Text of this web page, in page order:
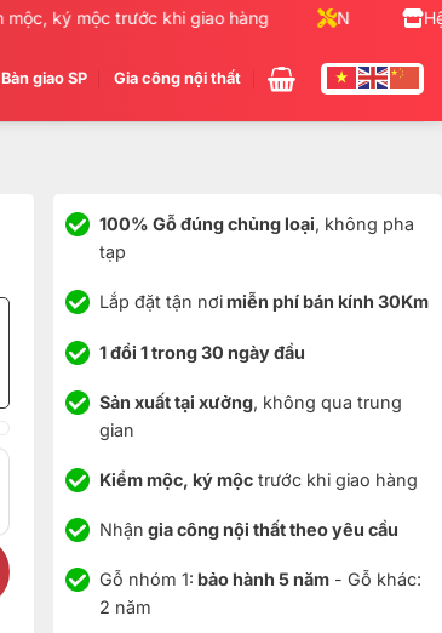
ký mộc trước khi giao hàng Nhận gia công
Bàn giao SP Gia công nội thất
100% Gỗ đúng chủng loại, không pha
tạp
Lắp đặt tận nơimiễn phí bán kính 30Km
1 đổi 1 trong 30 ngày đầu
Sản xuất tại xưởng, không qua trung
gian
Kiểm mộc, ký mộctrước khi giao hàng
Nhận gia công nội thất theo yêu cầu
Gỗ nhóm 1: bảo hành 5 năm- Gỗ khác:
2 năm